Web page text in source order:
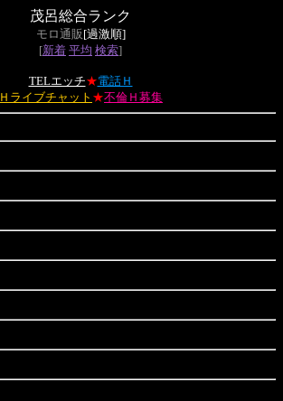
茂呂総合ランク
モロ通販 [過激順]
[新着 平均 検索]
TELエッチ★電話Ｈ
Ｈライブチャット ★不倫Ｈ募集